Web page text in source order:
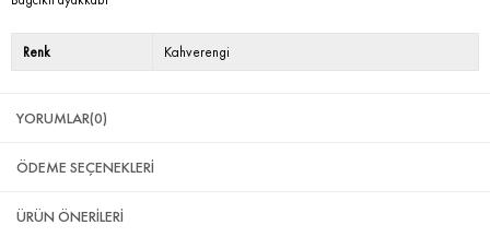
Renk Kahverengi
YORUMLAR(0)
ÖDEME SEÇENEKLERI
ÜRÜN ÖNERILERI